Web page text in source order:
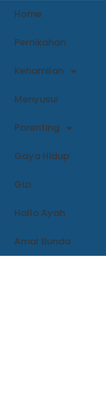
Home
Pernikahan
Kehamilan
Menyusui
Parenting
Gaya Hidup
Gizi
Hallo Ayah
Amal Bunda